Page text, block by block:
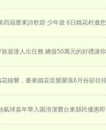
四屆臺東詩歌節 少年遊 6日鐵花村邀
旅遊達人出任務 總值50萬元的好禮讓
花鐘響，臺東鐵花音樂聚落6月份節目
氣球嘉年華入園清潔費台東縣民優惠